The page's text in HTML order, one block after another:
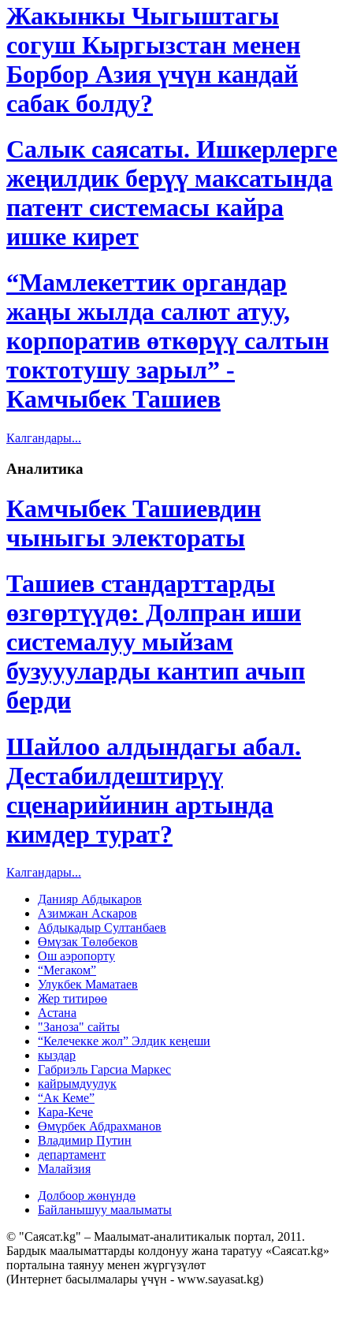
Жакынкы Чыгыштагы
согуш Кыргызстан менен
Борбор Азия үчүн кандай
сабак болду?
Салык саясаты. Ишкерлерге
жеңилдик берүү максатында
патент системасы кайра
ишке кирет
“Мамлекеттик органдар
жаңы жылда салют атуу,
корпоратив өткөрүү салтын
токтотушу зарыл” -
Камчыбек Ташиев
Калгандары...
Аналитика
Камчыбек Ташиевдин
чыныгы электораты
Ташиев стандарттарды
өзгөртүүдө: Долпран иши
системалуу мыйзам
бузуууларды кантип ачып
берди
Шайлоо алдындагы абал.
Дестабилдештирүү
сценарийинин артында
кимдер турат?
Калгандары...
Данияр Абдыкаров
Азимжан Аскаров
Абдыкадыр Султанбаев
Өмүзак Төлөбеков
Ош аэропорту
“Мегаком”
Улукбек Маматаев
Жер титирөө
Астана
"Заноза" сайты
“Келечекке жол” Элдик кеңеши
кыздар
Габриэль Гарсиа Маркес
кайрымдуулук
“Ак Кеме”
Кара-Кече
Өмүрбек Абдрахманов
Владимир Путин
департамент
Малайзия
Долбоор жөнүндө
Байланышуу маалыматы
© "Саясат.kg" – Маалымат-аналитикалык портал, 2011.
Бардык маалыматтарды колдонуу жана таратуу «Саясат.kg»
порталына таянуу менен жүргүзүлөт
(Интернет басылмалары үчүн - www.sayasat.kg)